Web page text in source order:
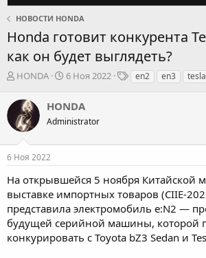
НОВОСТИ HONDA
Honda готовит конкурента
как он будет выглядеть?
А
т
о
р
м
HONDA
Д
а
н
а
6 Ноя 2022
Т en2 en3 tesla
HONDA
Administrator
6 Ноя 2022
На открывшейся 5 ноября Китайской
выставке импортных товаров (CIIE-
представила электромобиль e:N2 —
будущей серийной машины, которой
конкурировать с Toyota bZ3 Sedan и